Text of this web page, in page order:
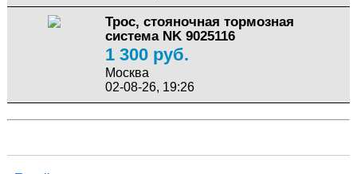
Трос, стояночная тормозная
система NK 9025116
1 300 руб.
Москва
02-08-26, 19:26